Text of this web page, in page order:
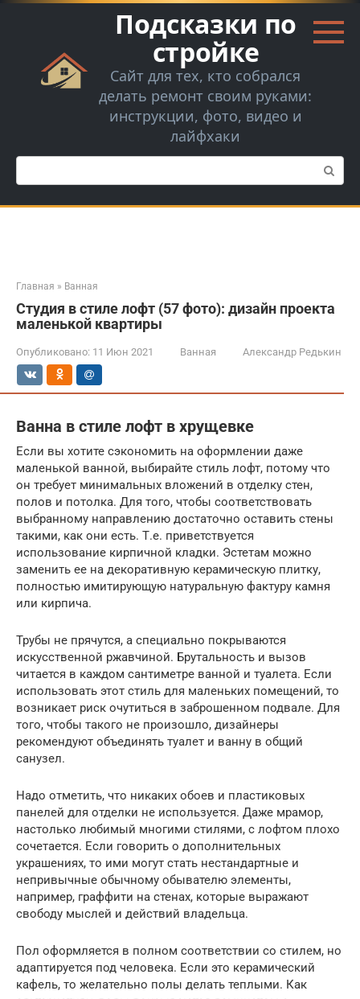
Перейти
Подсказки по
стройке
Сайт для тех, кто собрался
делать ремонт своим руками:
инструкции, фото, видео и
лайфхаки
Поиск:
Главная » Ванная
Студия в стиле лофт (57 фото): дизайн проекта
маленькой квартиры
Опубликовано: 11 Июн 2021 Ванная Александр Редькин
Ванна в стиле лофт в хрущевке
Если вы хотите сэкономить на оформлении даже
маленькой ванной, выбирайте стиль лофт, потому что
он требует минимальных вложений в отделку стен,
полов и потолка. Для того, чтобы соответствовать
выбранному направлению достаточно оставить стены
такими, как они есть. Т.е. приветствуется
использование кирпичной кладки. Эстетам можно
заменить ее на декоративную керамическую плитку,
полностью имитирующую натуральную фактуру камня
или кирпича.
Трубы не прячутся, а специально покрываются
искусственной ржавчиной. Брутальность и вызов
читается в каждом сантиметре ванной и туалета. Если
использовать этот стиль для маленьких помещений, то
возникает риск очутиться в заброшенном подвале. Для
того, чтобы такого не произошло, дизайнеры
рекомендуют объединять туалет и ванну в общий
санузел.
Надо отметить, что никаких обоев и пластиковых
панелей для отделки не используется. Даже мрамор,
настолько любимый многими стилями, с лофтом плохо
сочетается. Если говорить о дополнительных
украшениях, то ими могут стать нестандартные и
непривычные обычному обывателю элементы,
например, граффити на стенах, которые выражают
свободу мыслей и действий владельца.
Пол оформляется в полном соответствии со стилем, но
адаптируется под человека. Если это керамический
кафель, то желательно полы делать теплыми. Как